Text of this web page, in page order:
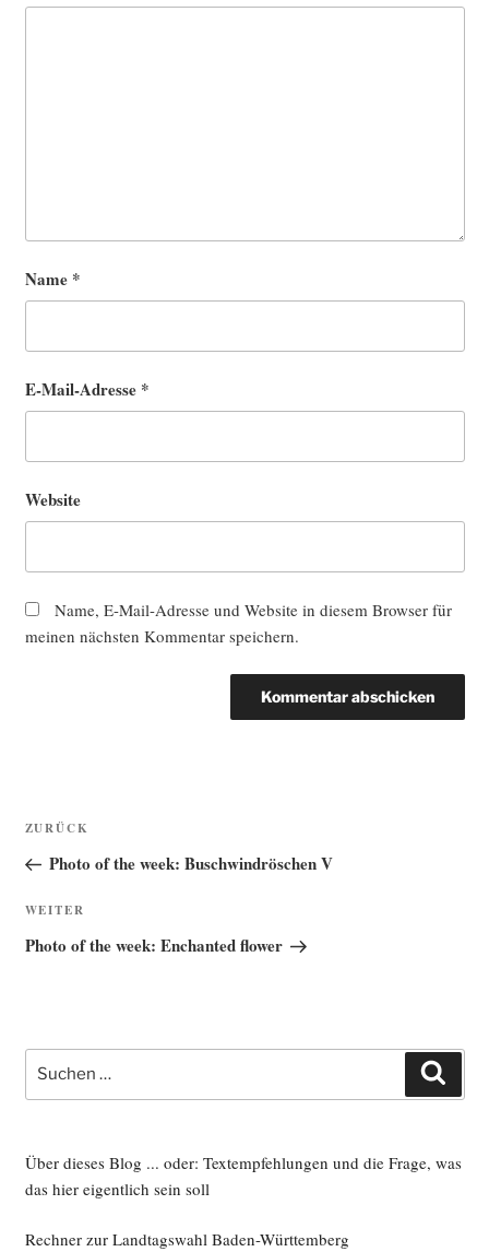
Name *
E-Mail-Adresse *
Website
Name, E-Mail-Adresse und Website in diesem Browser für
meinen nächsten Kommentar speichern.
Beitragsnavigation
Vorheriger
Beitrag
ZURÜCK
Photo of the week: Buschwindröschen V
Nächster
Beitrag
WEITER
Photo of the week: Enchanted flower
Suche
nach:
Über dieses Blog ... oder: Textempfehlungen und die Frage, was
das hier eigentlich sein soll
Rechner zur Landtagswahl Baden-Württemberg